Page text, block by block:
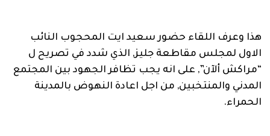
هذا وعرف اللقاء حضور سعيد ايت المحجوب النائب
الاول لمجلس مقاطعة جليز, الذي شدد في تصريح ل
“مراكش ألآن”, على انه يجب تظافر الجهود بين المجتمع
المدني والمنتخبين, من اجل اعادة النهوض بالمدينة
الحمراء.